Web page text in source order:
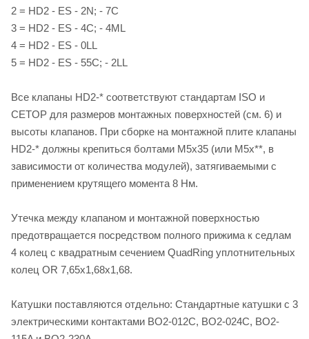
2 = HD2 - ES - 2N; - 7C
3 = HD2 - ES - 4C; - 4ML
4 = HD2 - ES - 0LL
5 = HD2 - ES - 55C; - 2LL
Все клапаны HD2-* соответствуют стандартам ISO и
CETOP для размеров монтажных поверхностей (см. 6) и
высоты клапанов. При сборке на монтажной плите клапаны
HD2-* должны крепиться болтами M5х35 (или M5х**, в
зависимости от количества модулей), затягиваемыми с
применением крутящего момента 8 Нм.
Утечка между клапаном и монтажной поверхностью
предотвращается посредством полного прижима к седлам
4 колец с квадратным сечением QuadRing уплотнительных
колец OR 7,65х1,68х1,68.
Катушки поставляются отдельно: Стандартные катушки с 3
электрическими контактами BO2-012C, BO2-024C, BO2-